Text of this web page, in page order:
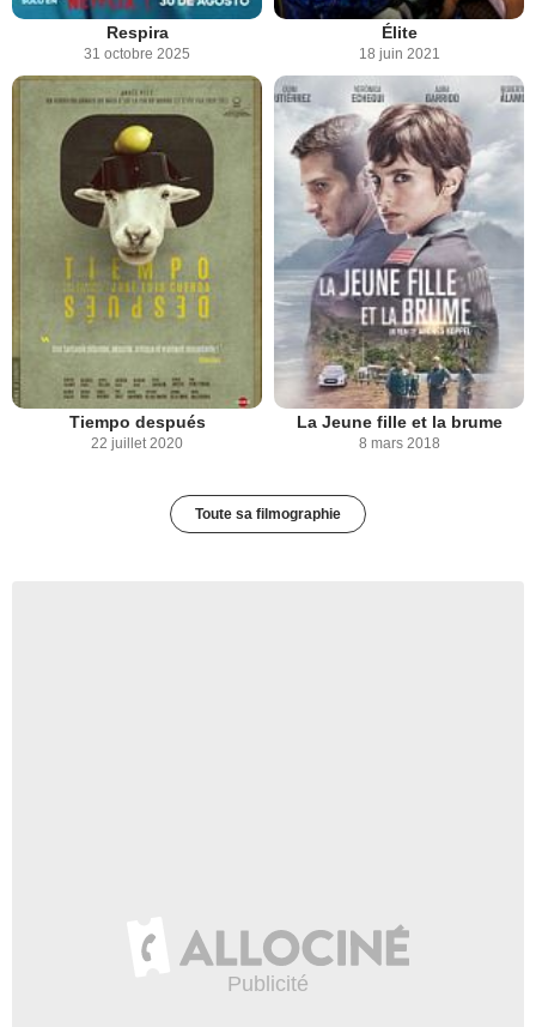
Respira
31 octobre 2025
Élite
18 juin 2021
Tiempo después
22 juillet 2020
La Jeune fille et la brume
8 mars 2018
Toute sa filmographie